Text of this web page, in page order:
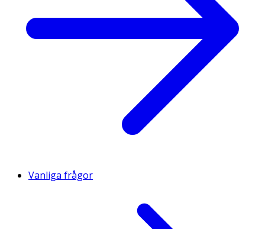
Vanliga frågor